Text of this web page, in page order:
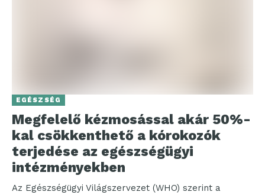
EGÉSZSÉG
Megfelelő kézmosással akár 50%-
kal csökkenthető a kórokozók
terjedése az egészségügyi
intézményekben
Az Egészségügyi Világszervezet (WHO) szerint a